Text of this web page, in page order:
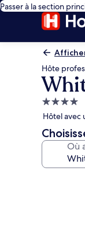
Passer à la section
Hôte
4.0 étoiles
Hôtel avec
Où